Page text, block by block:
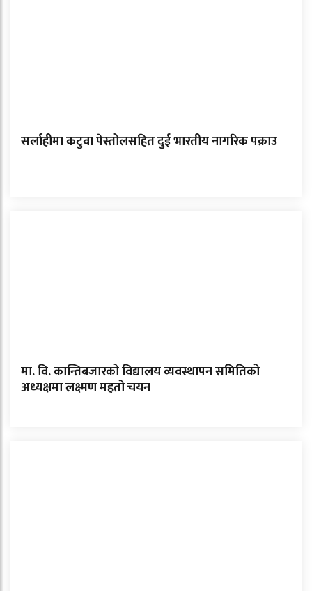
सर्लाहीमा कटुवा पेस्तोलसहित दुई भारतीय नागरिक पक्राउ
मा. वि. कान्तिबजारको विद्यालय व्यवस्थापन समितिको
अध्यक्षमा लक्ष्मण महतो चयन